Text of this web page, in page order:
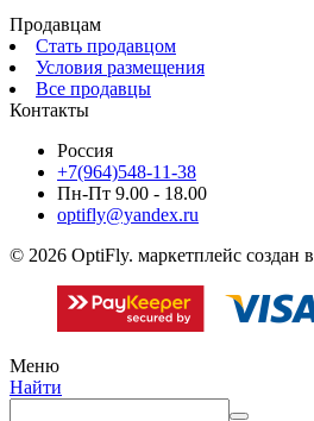
Продавцам
Стать продавцом
Условия размещения
Все продавцы
Контакты
Россия
+7(964)548-11-38
Пн-Пт 9.00 - 18.00
optifly@yandex.ru
© 2026 OptiFly. маркетплейс создан в
Меню
Найти